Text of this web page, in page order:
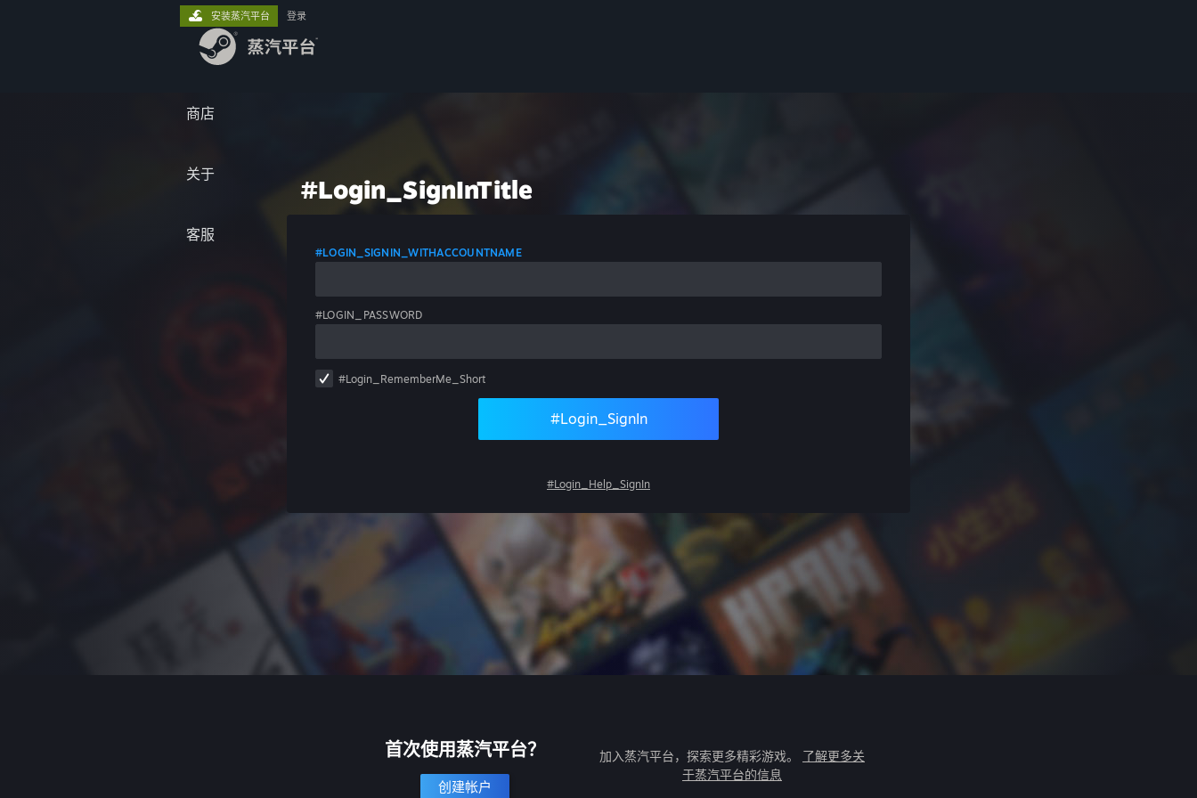
商店
关于
客服
安装蒸汽平台 登录
#Login_SignInTitle
#LOGIN_SIGNIN_WITHACCOUNTNAME
#LOGIN_PASSWORD
#Login_RememberMe_Short
#Login_SignIn
#Login_Help_SignIn
首次使用蒸汽平台？
创建帐户
加入蒸汽平台，探索更多精彩游戏。 了解更多关
于蒸汽平台的信息